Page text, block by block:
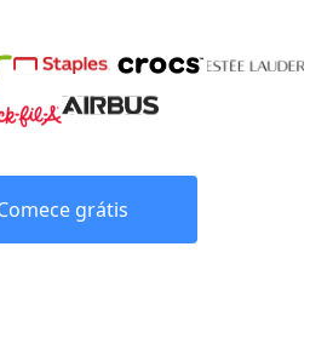
grátis